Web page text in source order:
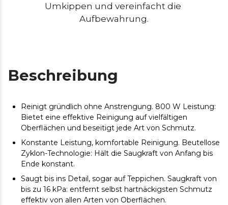
Umkippen und vereinfacht die
Aufbewahrung.
Beschreibung
Reinigt gründlich ohne Anstrengung. 800 W Leistung:
Bietet eine effektive Reinigung auf vielfältigen
Oberflächen und beseitigt jede Art von Schmutz.
Konstante Leistung, komfortable Reinigung. Beutellose
Zyklon-Technologie: Hält die Saugkraft von Anfang bis
Ende konstant.
Saugt bis ins Detail, sogar auf Teppichen. Saugkraft von
bis zu 16 kPa: entfernt selbst hartnäckigsten Schmutz
effektiv von allen Arten von Oberflächen.